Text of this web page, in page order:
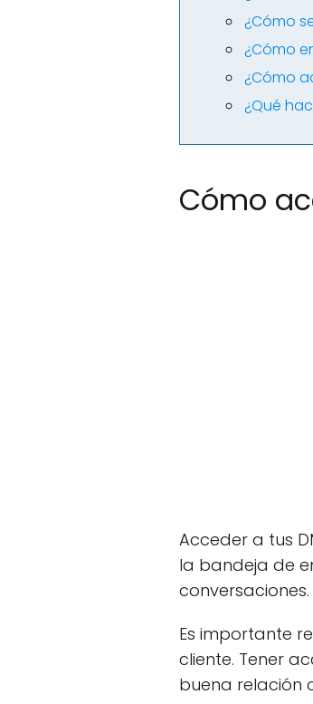
¿Cómo
¿Cómo
¿Cómo
¿Qué
Cómo
Acceder a tus
la bandeja de
conversaciones.
Es importante
cliente. Tener
buena relación